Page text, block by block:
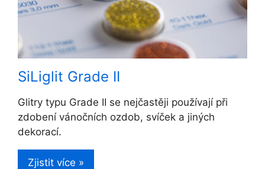
SiLiglit Grade II
Glitry typu Grade II se nejčastěji používají při
zdobení vánočních ozdob, svíček a jiných
dekorací.
Zjistit více »